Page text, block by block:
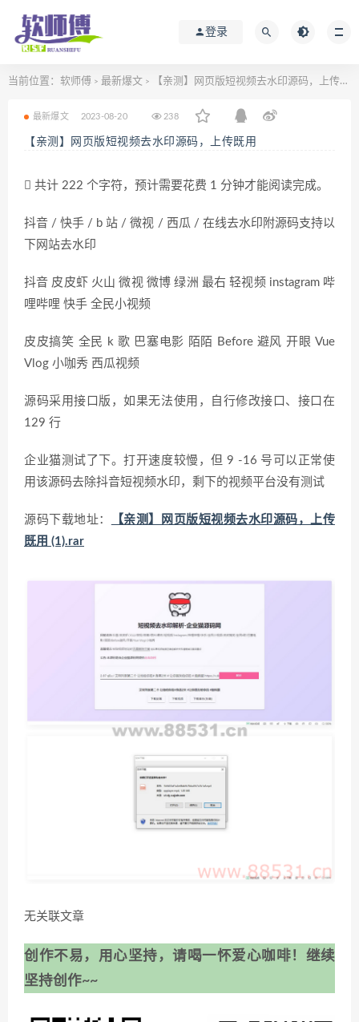
登录
当前位置： 软师傅 > 最新爆文 > 【亲测】网页版短视频去水印源码，上传既用
最新爆文 2023-08-20 238
【亲测】网页版短视频去水印源码，上传既用
共计 222 个字符，预计需要花费 1 分钟才能阅读完成。
抖音 / 快手 / b 站 / 微视 / 西瓜 / 在线去水印附源码支持以
下网站去水印
抖音 皮皮虾 火山 微视 微博 绿洲 最右 轻视频 instagram 哔
哩哔哩 快手 全民小视频
皮皮搞笑 全民 k 歌 巴塞电影 陌陌 Before 避风 开眼 Vue
Vlog 小咖秀 西瓜视频
源码采用接口版，如果无法使用，自行修改接口、接口在
129 行
企业猫测试了下。打开速度较慢，但 9 -16 号可以正常使
用该源码去除抖音短视频水印，剩下的视频平台没有测试
源码下载地址：
【亲测】网页版短视频去水印源码，上传
既用 (1).rar
无关联文章
创作不易，用心坚持，请喝一怀爱心咖啡！继续
坚持创作~~